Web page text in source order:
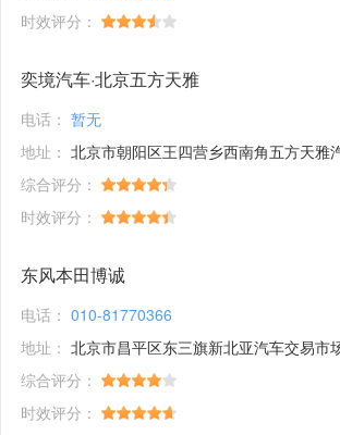
时效评分：
奕境汽车·北京五方天雅
电话： 暂无
地址： 北京市朝阳区王四营乡西南角五方天雅
综合评分：
时效评分：
东风本田博诚
电话： 010-81770366
地址： 北京市昌平区东三旗新北亚汽车交易市
综合评分：
时效评分：